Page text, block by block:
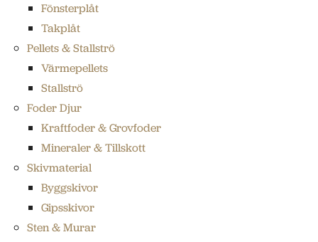
Fönsterplåt
Takplåt
Pellets & Stallströ
Värmepellets
Stallströ
Foder Djur
Kraftfoder & Grovfoder
Mineraler & Tillskott
Skivmaterial
Byggskivor
Gipsskivor
Sten & Murar